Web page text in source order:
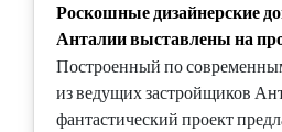
Роскошные дизайнерские
Анталии выставлены на
Построенный по
из ведущих застройщиков
фантастический проект